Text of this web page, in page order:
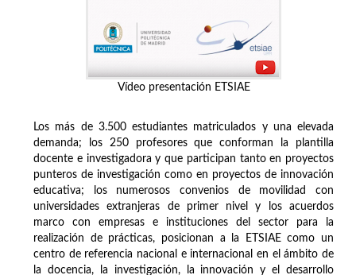
Vídeo presentación ETSIAE
Los más de 3.500 estudiantes matriculados y una elevada
demanda; los 250 profesores que conforman la plantilla
docente e investigadora y que participan tanto en proyectos
punteros de investigación como en proyectos de innovación
educativa; los numerosos convenios de movilidad con
universidades extranjeras de primer nivel y los acuerdos
marco con empresas e instituciones del sector para la
realización de prácticas, posicionan a la ETSIAE como un
centro de referencia nacional e internacional en el ámbito de
la docencia, la investigación, la innovación y el desarrollo